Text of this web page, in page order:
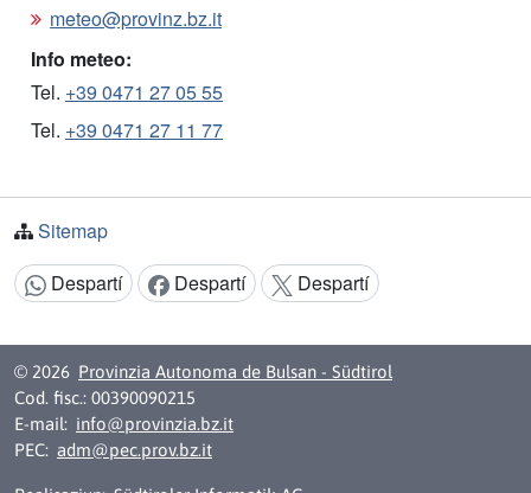
meteo@provinz.bz.it
Info meteo:
Tel. +39 0471 27 05 55
Tel. +39 0471 27 11 77
Sitemap
Argomënt despartí:
Despartí Despartí Despartí
© 2026 Provinzia Autonoma de Bulsan - Südtirol
Cod. fisc.: 00390090215
E-mail: info@provinzia.bz.it
PEC: adm@pec.prov.bz.it